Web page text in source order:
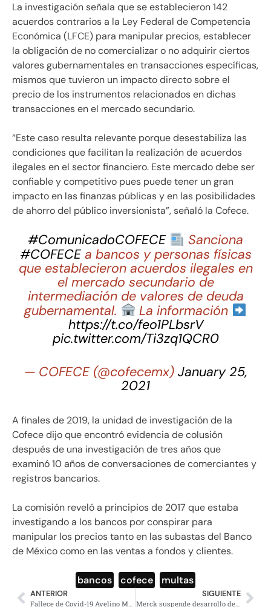
La investigación señala que se establecieron 142
acuerdos contrarios a la Ley Federal de Competencia
Económica (LFCE) para manipular precios, establecer
la obligación de no comercializar o no adquirir ciertos
valores gubernamentales en transacciones específicas,
mismos que tuvieron un impacto directo sobre el
precio de los instrumentos relacionados en dichas
transacciones en el mercado secundario.
“Este caso resulta relevante porque desestabiliza las
condiciones que facilitan la realización de acuerdos
ilegales en el sector financiero. Este mercado debe ser
confiable y competitivo pues puede tener un gran
impacto en las finanzas públicas y en las posibilidades
de ahorro del público inversionista”, señaló la Cofece.
#ComunicadoCOFECE
Sanciona
#COFECEa bancos y personas físicas
que establecieron acuerdos ilegales en
el mercado secundario de
intermediación de valores de deuda
gubernamental.
La información
https://t.co/feo1PLbsrV
pic.twitter.com/Ti3zq1QCR0
— COFECE (@cofecemx) January 25,
2021
A finales de 2019, la unidad de investigación de la
Cofece dijo que encontró evidencia de colusión
después de una investigación de tres años que
examinó 10 años de conversaciones de comerciantes y
registros bancarios.
La comisión reveló a principios de 2017 que estaba
investigando a los bancos por conspirar para
manipular los precios tanto en las subastas del Banco
de México como en las ventas a fondos y clientes.
bancos cofece multas
ANTERIOR SIGUIENTE
Merck suspende desarrollo de vacuna Covid-19; investigará tratamientos